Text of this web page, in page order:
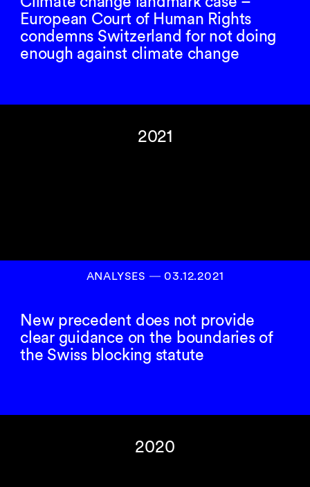
European Court of Human Rights
condemns Switzerland for not doing
enough against climate change
2021
ANALYSES ― 03.12.2021
New precedent does not provide
clear guidance on the boundaries of
the Swiss blocking statute
2020